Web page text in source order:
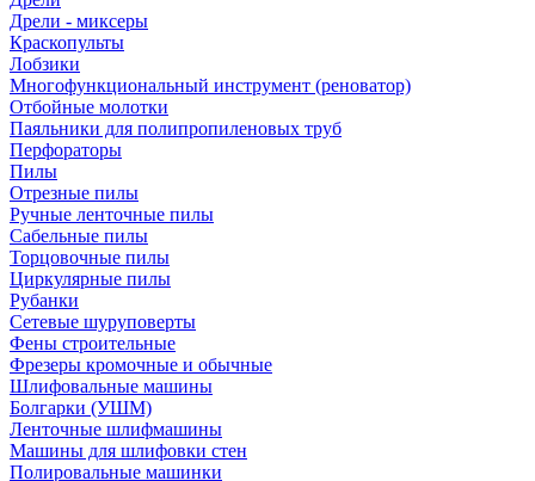
Дрели - миксеры
Краскопульты
Лобзики
Многофункциональный инструмент (реноватор)
Отбойные молотки
Паяльники для полипропиленовых труб
Перфораторы
Пилы
Отрезные пилы
Ручные ленточные пилы
Сабельные пилы
Торцовочные пилы
Циркулярные пилы
Рубанки
Сетевые шуруповерты
Фены строительные
Фрезеры кромочные и обычные
Шлифовальные машины
Болгарки (УШМ)
Ленточные шлифмашины
Машины для шлифовки стен
Полировальные машинки